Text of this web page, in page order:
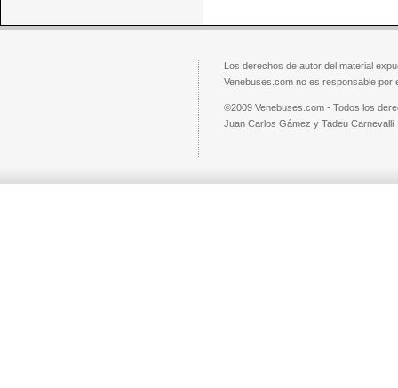
Los derechos de autor del material
Venebuses.com no es responsable por
©2009 Venebuses.com - Todos los
Juan Carlos Gámez y Tadeu Carnevalli